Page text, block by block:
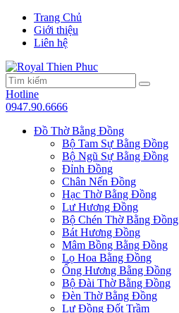
Trang Chủ
Giới thiệu
Liên hệ
Hotline
0947.90.6666
Đồ Thờ Bằng Đồng
Bộ Tam Sự Bằng Đồng
Bộ Ngũ Sự Bằng Đồng
Đỉnh Đồng
Chân Nến Đồng
Hạc Thờ Bằng Đồng
Lư Hương Đồng
Bộ Chén Thờ Bằng Đồng
Bát Hương Đồng
Mâm Bồng Bằng Đồng
Lọ Hoa Bằng Đồng
Ống Hương Bằng Đồng
Bộ Đài Thờ Bằng Đồng
Đèn Thờ Bằng Đồng
Lư Đồng Đốt Trầm